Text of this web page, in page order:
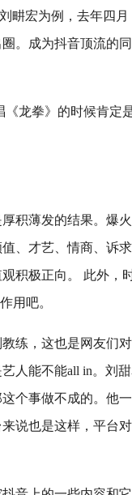
畊宏为例，去年四
。成为抖音顶流的
龙拳》的时候肯定
积薄发的结果。爆
、才艺、情商、诉
积极正向。 此外，
用吧。
练，这也是网友们
人能不能all in。刘
个事做不成的。他
说也是这样，平台